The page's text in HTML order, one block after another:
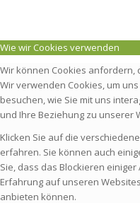
Wie wir Cookies verwenden
Wir können Cookies anfordern,
Wir verwenden Cookies, um
besuchen, wie Sie mit uns
und Ihre Beziehung zu unserer
Klicken Sie auf die
erfahren. Sie können auch
Sie, dass das Blockieren
Erfahrung auf unseren
anbieten können.